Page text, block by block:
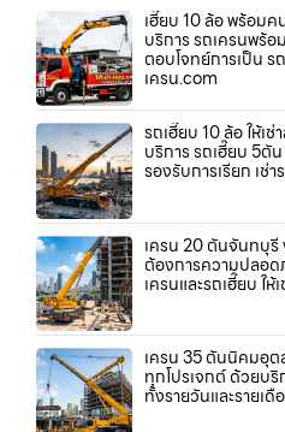
เฮี๊ยบ 10 ล้อ พร้อม
บริการ รถเครนพร้
ตอบโจทย์การเป็น ร
เครน.com
รถเฮี๊ยบ 10 ล้อ ให้เ
บริการ รถเฮี๊ยบ 5ตัน
รองรับการเรียก เช่
เครน 20 ตันจันทบุรี
ต้องการความปลอ
เครนและรถเฮี๊ยบ ให้
เครน 35 ตันนิคมอุต
ทุกโปรเจกต์ ด้วยบริ
ทั้งรายวันและรายเดื